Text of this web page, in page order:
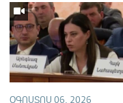
ՕԳՈՍՏՈՍ 06, 2026